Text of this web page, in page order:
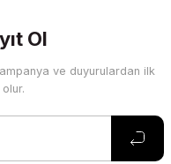
Ol
ve duyurulardan ilk